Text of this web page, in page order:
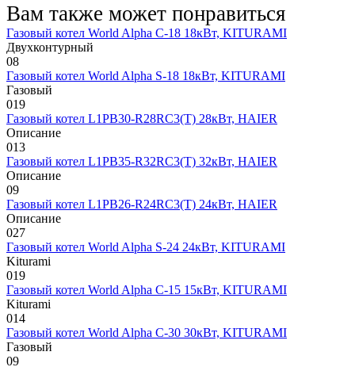
Вам также может понравиться
Газовый котел World Alpha C-18 18кВт, KITURAMI
Двухконтурный
08
Газовый котел World Alpha S-18 18кВт, KITURAMI
Газовый
019
Газовый котел L1PB30-R28RC3(T) 28кВт, HAIER
Описание
013
Газовый котел L1PB35-R32RC3(T) 32кВт, HAIER
Описание
09
Газовый котел L1PB26-R24RC3(T) 24кВт, HAIER
Описание
027
Газовый котел World Alpha S-24 24кВт, KITURAMI
Kiturami
019
Газовый котел World Alpha C-15 15кВт, KITURAMI
Kiturami
014
Газовый котел World Alpha C-30 30кВт, KITURAMI
Газовый
09